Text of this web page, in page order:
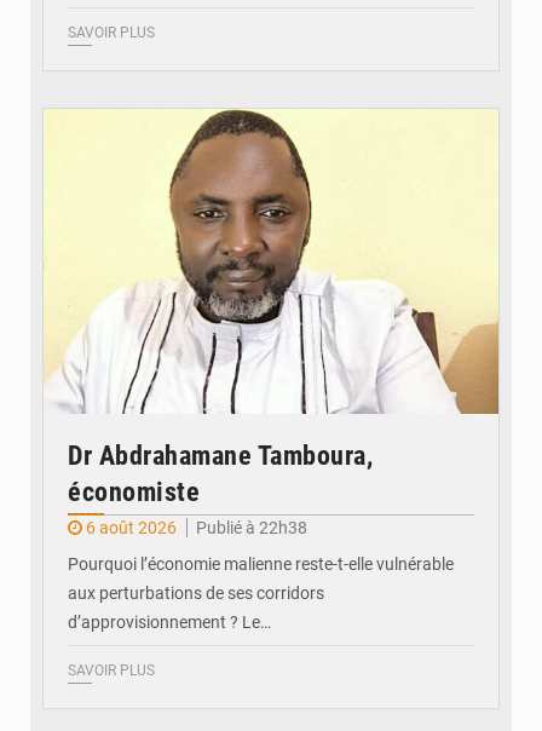
SAVOIR PLUS
Dr Abdrahamane Tamboura,
économiste
6 août 2026
Publié à 22h38
Pourquoi l’économie malienne reste-t-elle vulnérable
aux perturbations de ses corridors
d’approvisionnement ? Le…
SAVOIR PLUS